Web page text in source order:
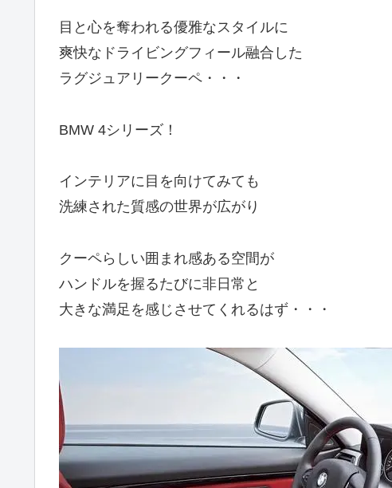
目と心を奪われる優雅なスタイルに
爽快なドライビングフィール融合した
ラグジュアリークーペ・・・
BMW 4シリーズ！
インテリアに目を向けてみても
洗練された質感の世界が広がり
クーペらしい囲まれ感ある空間が
ハンドルを握るたびに非日常と
大きな満足を感じさせてくれるはず・・・